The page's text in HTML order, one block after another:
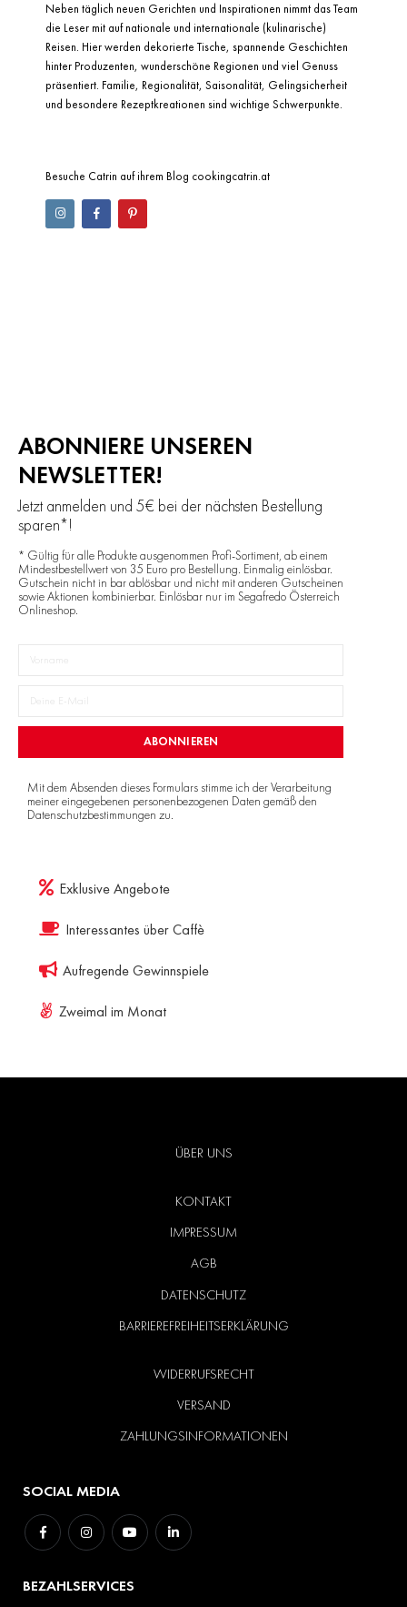
Neben täglich neuen Gerichten und Inspirationen nimmt das Team
die Leser mit auf nationale und internationale (kulinarische)
Reisen. Hier werden dekorierte Tische, spannende Geschichten
hinter Produzenten, wunderschöne Regionen und viel Genuss
präsentiert. Familie, Regionalität, Saisonalität, Gelingsicherheit
und besondere Rezeptkreationen sind wichtige Schwerpunkte.
Besuche Catrin auf ihrem Blog cookingcatrin.at
ABONNIERE UNSEREN
NEWSLETTER!
Jetzt anmelden und 5€ bei der nächsten Bestellung
sparen*!
* Gültig für alle Produkte ausgenommen Profi-Sortiment, ab einem
Mindestbestellwert von 35 Euro pro Bestellung. Einmalig einlösbar.
Gutschein nicht in bar ablösbar und nicht mit anderen Gutscheinen
sowie Aktionen kombinierbar. Einlösbar nur im Segafredo Österreich
Onlineshop.
ABONNIEREN
Mit dem Absenden dieses Formulars stimme ich der Verarbeitung
meiner eingegebenen personenbezogenen Daten gemäß den
Datenschutzbestimmungen zu.
Exklusive Angebote
Interessantes über Caffè
Aufregende Gewinnspiele
Zweimal im Monat
ÜBER UNS
KONTAKT
IMPRESSUM
AGB
DATENSCHUTZ
BARRIEREFREIHEITSERKLÄRUNG
WIDERRUFSRECHT
VERSAND
ZAHLUNGSINFORMATIONEN
SOCIAL MEDIA
BEZAHLSERVICES